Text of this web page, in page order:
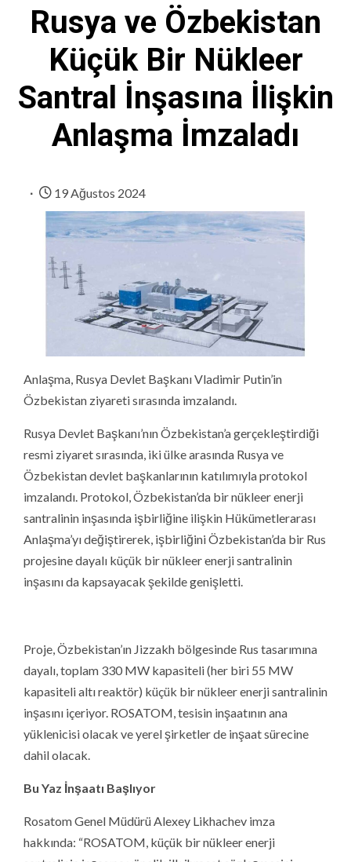
Rusya ve Özbekistan
Küçük Bir Nükleer
Santral İnşasına İlişkin
Anlaşma İmzaladı
19 Ağustos 2024
Anlaşma, Rusya Devlet Başkanı Vladimir Putin’in
Özbekistan ziyareti sırasında imzalandı.
Rusya Devlet Başkanı’nın Özbekistan’a gerçekleştirdiği
resmi ziyaret sırasında, iki ülke arasında Rusya ve
Özbekistan devlet başkanlarının katılımıyla protokol
imzalandı. Protokol, Özbekistan’da bir nükleer enerji
santralinin inşasında işbirliğine ilişkin Hükümetlerarası
Anlaşma’yı değiştirerek, işbirliğini Özbekistan’da bir Rus
projesine dayalı küçük bir nükleer enerji santralinin
inşasını da kapsayacak şekilde genişletti.
Proje, Özbekistan’ın Jizzakh bölgesinde Rus tasarımına
dayalı, toplam 330 MW kapasiteli (her biri 55 MW
kapasiteli altı reaktör) küçük bir nükleer enerji santralinin
inşasını içeriyor. ROSATOM, tesisin inşaatının ana
yüklenicisi olacak ve yerel şirketler de inşaat sürecine
dahil olacak.
Bu Yaz İnşaatı Başlıyor
Rosatom Genel Müdürü Alexey Likhachev imza
hakkında: “ROSATOM, küçük bir nükleer enerji